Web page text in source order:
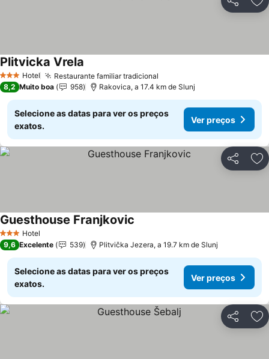
Partilhar
3 EstrelasHotel Restaurante familiar tradicional
Plitvicka Vrela
8,2 Muito boa 958 Rakovica, a 17.4 km de Slunj
Selecione as datas para ver os preços
exatos.
Ver preços
Partilhar
3 EstrelasHotel
Guesthouse Franjkovic
9,6 Excelente 539 Plitvička Jezera, a 19.7 km de Slunj
Selecione as datas para ver os preços
exatos.
Ver preços
Partilhar